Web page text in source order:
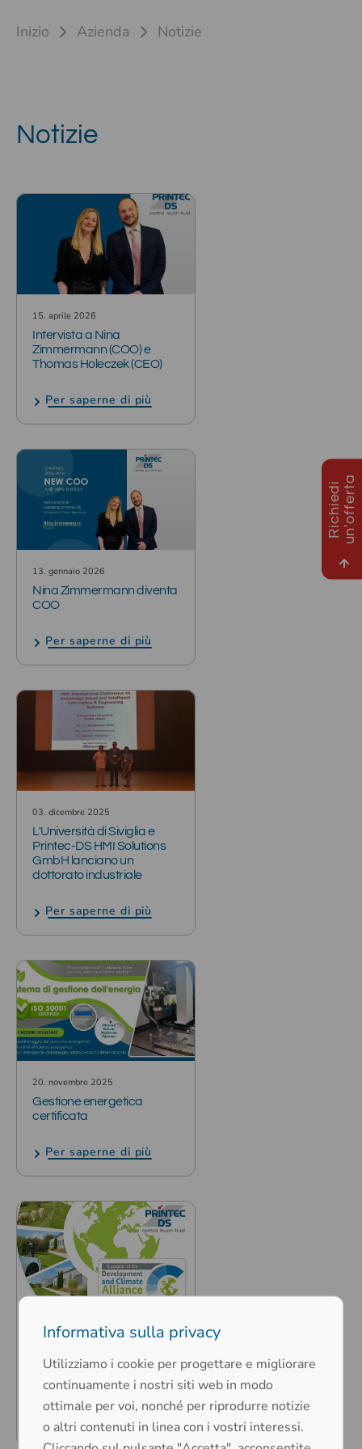
R
i
c
h
i
e
d
i
u
n
'
o
f
f
e
r
ta
Inizio Azienda Notizie
Notizie
15. aprile 2026
Intervista a Nina
Zimmermann (COO) e
Thomas Holeczek (CEO)
Per saperne di più
13. gennaio 2026
Nina Zimmermann diventa
COO
Per saperne di più
03. dicembre 2025
L'Università di Siviglia e
Printec-DS HMI Solutions
GmbH lanciano un
dottorato industriale
Per saperne di più
20. novembre 2025
Gestione energetica
certificata
Per saperne di più
02. luglio 2025
Thomas Holeczek:
Intervista per la
Fondazione Alleanza per lo
Sviluppo e il Clima
Per saperne di più
Informativa sulla privacy
Utilizziamo i cookie per progettare e migliorare
continuamente i nostri siti web in modo
ottimale per voi, nonché per riprodurre notizie
o altri contenuti in linea con i vostri interessi.